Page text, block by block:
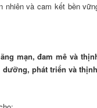
và cam kết bền
mạn, đam mê và
dưỡng, phát triển và